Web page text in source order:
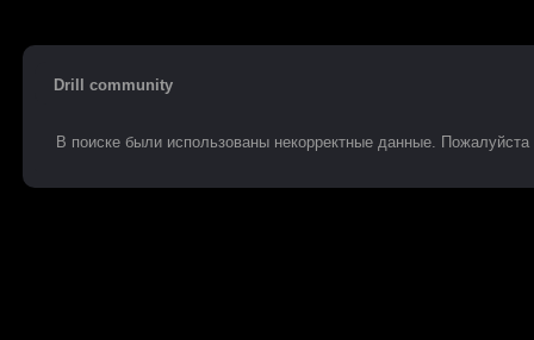
Drill community
В поиске были использованы некорректные данные. Пожалуйста